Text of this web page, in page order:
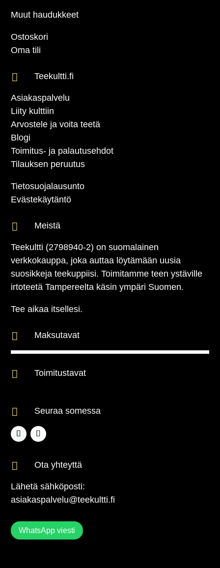
Muut haudukkeet
Ostoskori
Oma tili
 Teekultti.fi
Asiakaspalvelu
Liity kulttiin
Arvostele ja voita teetä
Blogi
Toimitus- ja palautusehdot
Tilauksen peruutus
Tietosuojalausunto
Evästekäytäntö
 Meistä
Teekultti (2798940-2) on suomalainen
verkkokauppa, joka auttaa löytämään uusia
suosikkeja teekuppiisi. Toimitamme teen ystäville
irtoteetä Tampereelta käsin ympäri Suomen.
Tee aikaa itsellesi.
 Maksutavat
 Toimitustavat
 Seuraa somessa
 Ota yhteyttä
Lähetä sähköposti:
asiakaspalvelu@teekultti.fi
WhatsApp viesti